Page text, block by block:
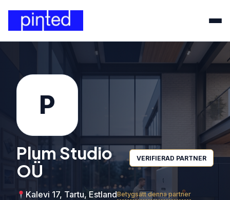
P
Plum Studio
OÜ
VERIFIERAD PARTNER
Kalevi 17, Tartu, EstlandBetygsätt denna partner